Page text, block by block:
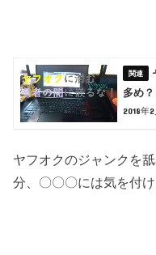
多め
2018年2
ヤフオクのジャンクを
分、〇〇〇には気を付け